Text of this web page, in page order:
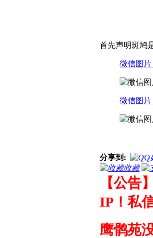
首先声明斑鸠
微信图片
微信图片
分享到:
收藏
【公告
IP！私
鹰鹘苑